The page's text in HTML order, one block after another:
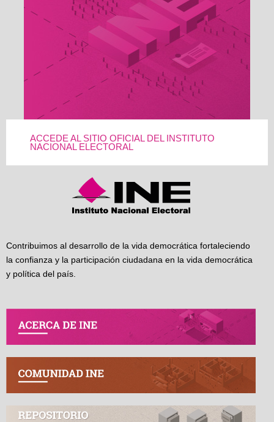
ACCEDE AL SITIO OFICIAL DEL INSTITUTO
NACIONAL ELECTORAL
Contribuimos al desarrollo de la vida democrática fortaleciendo
la confianza y la participación ciudadana en la vida democrática
y política del país.